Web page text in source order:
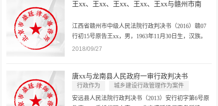
12日生，汉族，住江西省上饶县。委托代理...
王xx、王xx、王xx、王xx、王xx与赣州市南
江西省赣州市中级人民法院行政判决书（2016）赣07
行初15号原告王xx，男，1963年11月30日生，汉族。
原告王xx，男，1967年1月11日生，汉族。原告王xx，
生，汉族。委托代理人王雷，男，...
2018/09/27
唐xx与龙南县人民政府一审行政判决书
行政作为
城乡建设行政管理作为案件
安远县人民法院行政判决书（2013）安行初字第6号原